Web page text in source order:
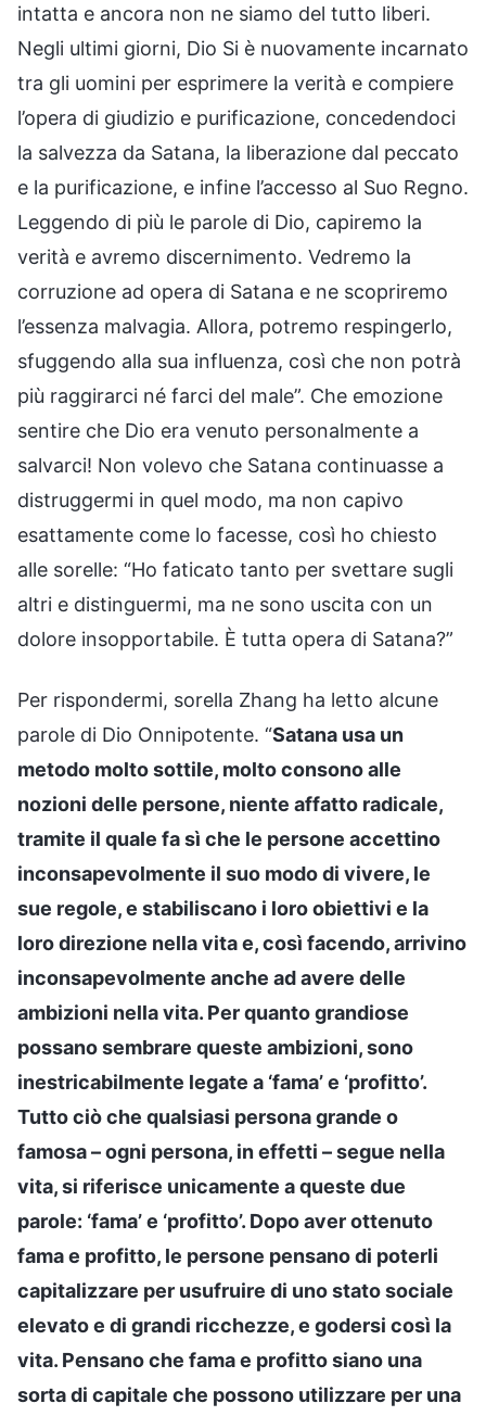
intatta e ancora non ne siamo del tutto liberi.
Negli ultimi giorni, Dio Si è nuovamente incarnato
tra gli uomini per esprimere la verità e compiere
l’opera di giudizio e purificazione, concedendoci
la salvezza da Satana, la liberazione dal peccato
e la purificazione, e infine l’accesso al Suo Regno.
Leggendo di più le parole di Dio, capiremo la
verità e avremo discernimento. Vedremo la
corruzione ad opera di Satana e ne scopriremo
l’essenza malvagia. Allora, potremo respingerlo,
sfuggendo alla sua influenza, così che non potrà
più raggirarci né farci del male”. Che emozione
sentire che Dio era venuto personalmente a
salvarci! Non volevo che Satana continuasse a
distruggermi in quel modo, ma non capivo
esattamente come lo facesse, così ho chiesto
alle sorelle: “Ho faticato tanto per svettare sugli
altri e distinguermi, ma ne sono uscita con un
dolore insopportabile. È tutta opera di Satana?”
Per rispondermi, sorella Zhang ha letto alcune
parole di Dio Onnipotente. “Satana usa un
metodo molto sottile, molto consono alle
nozioni delle persone, niente affatto radicale,
tramite il quale fa sì che le persone accettino
inconsapevolmente il suo modo di vivere, le
sue regole, e stabiliscano i loro obiettivi e la
loro direzione nella vita e, così facendo, arrivino
inconsapevolmente anche ad avere delle
ambizioni nella vita. Per quanto grandiose
possano sembrare queste ambizioni, sono
inestricabilmente legate a ‘fama’ e ‘profitto’.
Tutto ciò che qualsiasi persona grande o
famosa – ogni persona, in effetti – segue nella
vita, si riferisce unicamente a queste due
parole: ‘fama’ e ‘profitto’. Dopo aver ottenuto
fama e profitto, le persone pensano di poterli
capitalizzare per usufruire di uno stato sociale
elevato e di grandi ricchezze, e godersi così la
vita. Pensano che fama e profitto siano una
sorta di capitale che possono utilizzare per una